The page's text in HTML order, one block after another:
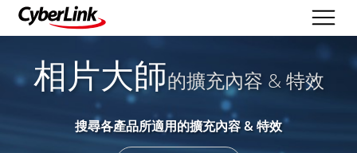
相片大師的擴充內容 & 特效
搜尋各產品所適用的擴充內容 & 特效